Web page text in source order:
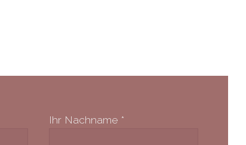
Ihr Nachname *